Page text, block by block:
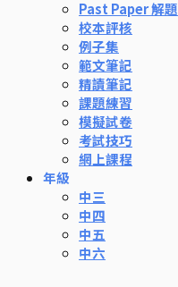
Past Paper 解題
校本評核
例子集
範文筆記
精讀筆記
課題練習
模擬試卷
考試技巧
網上課程
年級
中三
中四
中五
中六